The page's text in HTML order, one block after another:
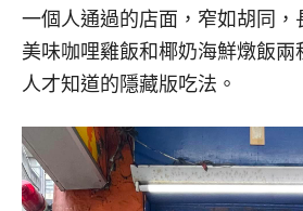
一個人通過的店面，窄如胡同，
美味咖哩雞飯和椰奶海鮮燉飯兩
人才知道的隱藏版吃法。